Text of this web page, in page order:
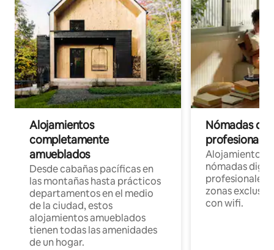
Alojamientos
completamente
amueblados
Desde cabañas pacíficas en
las montañas hasta prácticos
departamentos en el medio
de la ciudad, estos
alojamientos amueblados
tienen todas las amenidades
de un hogar.
Nómadas
Alojamientos
nómadas
profesionales
zonas
con wifi.